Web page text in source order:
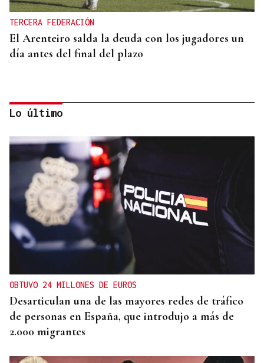
TERCERA FEDERACIÓN
El Arenteiro salda la deuda con los jugadores un
día antes del final del plazo
TROFEO EN ESPIÑEDO
Derrota del Arenteiro 0-3 ante el Pontevedra en
un partido de andar por casa
Lo último
OBTUVO 24 MILLONES DE EUROS
Desarticulan una de las mayores redes de tráfico
de personas en España, que introdujo a más de
2.000 migrantes